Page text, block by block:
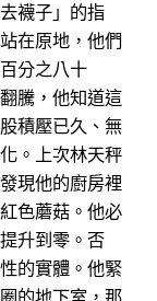
襪子」的指
在原地，他們
分之八十
騰，他知道這
積壓已久、無
。上次林天秤
現他的廚房裡
色蘑菇。他必
升到零。否
的實體。他緊